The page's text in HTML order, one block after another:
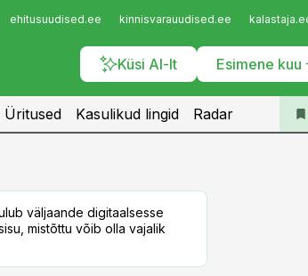
ehitusuudised.ee kinnisvarauudised.ee
Küsi AI-lt Esimene kuu
Telli
Üritused Kasulikud lingid Radar
väljaande digitaalsesse
mistõttu võib olla vajalik